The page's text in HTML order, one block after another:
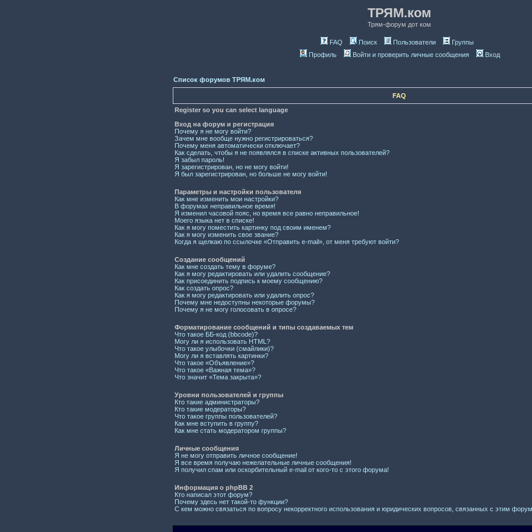
ТРЯМ.ком
Трям-форум дот ком
FAQ Поиск Пользователи
Группы
Профиль
Войти и проверить личные сообщения Вход
Список форумов ТРЯМ.ком
FAQ
Register so you can select language
Вход на форум и регистрация
Почему я не могу войти?
Зачем мне вообще нужно регистрироваться?
Почему меня автоматически отключает?
Как сделать, чтобы я не появлялся в списке активных пользователей?
Я забыл пароль!
Я зарегистрирован, но не могу войти!
Я был зарегистрирован, но больше не могу войти!
Параметры и настройки пользователя
Как мне изменить мои настройки?
В форумах неправильное время!
Я изменил часовой пояс, но время все равно неправильное!
Моего языка нет в списке!
Как я могу поместить картинку под своим именем?
Как я могу изменить свое звание?
Когда я щелкаю по ссылочке «Отправить e-mail», от меня требуют войти?
Создание сообщений
Как мне создать тему в форуме?
Как я могу редактировать или удалить сообщение?
Как присоединить подпись к моему сообщению?
Как создать опрос?
Как я могу редактировать или удалить опрос?
Почему мне недоступны некоторые форумы?
Почему я не могу голосовать в опросе?
Форматирование сообщений и типы создаваемых тем
Что такое ББ-код (bbcode)?
Могу ли я использовать HTML?
Что такое улыбочки (смайлики)?
Могу ли я вставлять картинки?
Что такое «Объявление»?
Что такое «Важная тема»?
Что значит «Тема закрыта»?
Уровни пользователей и группы
Кто такие администраторы?
Кто такие модераторы?
Что такое группы пользователей?
Как мне вступить в группу?
Как мне стать модератором группы?
Личные сообщения
Я не могу отправить личное сообщение!
Я все время получаю нежелательные личные сообщения!
Я получил спам или оскорбительный e-mail от кого-то с этого форума!
Информация о phpBB 2
Кто написал этот форум?
Почему здесь нет такой-то функции?
С кем можно связаться по вопросу некорректного использования и юридических вопросов, связанных с этим